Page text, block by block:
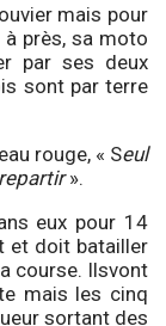
mais pour
près, sa moto
par ses deux
sont par terre
rouge, « Seul
».
eux pour 14
et doit batailler
course. Ilsvont
mais les cinq
sortant des